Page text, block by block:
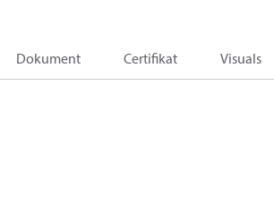
Dokument Certifikat Visuals